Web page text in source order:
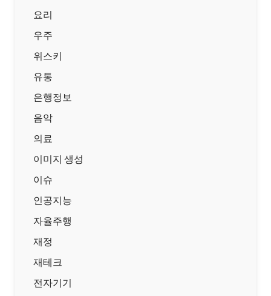
요리
우주
위스키
유통
은행정보
음악
의료
이미지 생성
이슈
인공지능
자율주행
재정
재테크
전자기기